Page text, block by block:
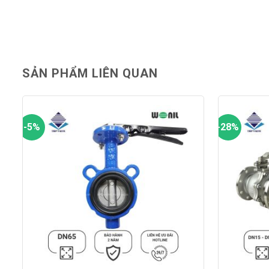
SẢN PHẨM LIÊN QUAN
-5% -28%